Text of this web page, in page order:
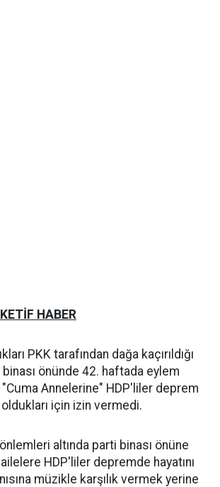
HABER
PKK tarafından dağa kaçırıldığı
binası önünde 42. haftada eylem
Annelerine" HDP'liler deprem
için izin vermedi.
altında parti binası önüne
HDP'liler depremde hayatını
müzikle karşılık vermek yerine